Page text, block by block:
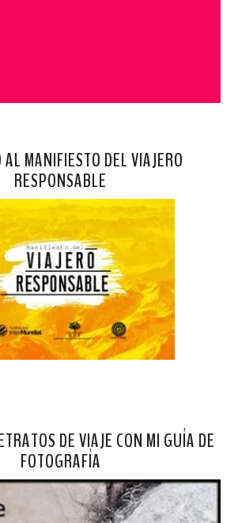
MANIFIESTO DEL VIAJERO
RESPONSABLE
DE VIAJE CON MI GUÍA DE
FOTOGRAFÍA